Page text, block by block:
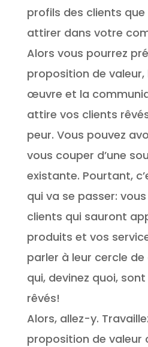
profils des clients
attirer dans votre
Alors vous pourrez
proposition de
œuvre et la
attire vos clients
peur. Vous pouvez
vous couper d’une
existante. Pourtant,
qui va se passer:
clients qui sauront
produits et vos
parler à leur cercle
qui, devinez quoi,
rêvés!
Alors, allez-y.
proposition de valeur